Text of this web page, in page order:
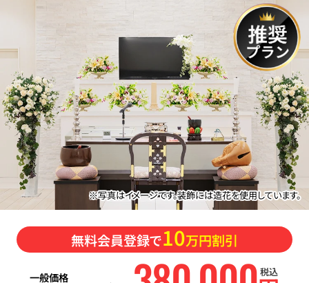
※写真はイメージです。装飾には造花を使用しています。
無料会員登録で10万円割引
一般価格 税込